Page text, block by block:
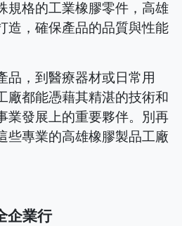
規格的工業橡膠零件，高雄
造，確保產品的品質與性能
品，到醫療器材或日常用
廠都能憑藉其精湛的技術和
業發展上的重要夥伴。別再
些專業的高雄橡膠製品工廠
企業行